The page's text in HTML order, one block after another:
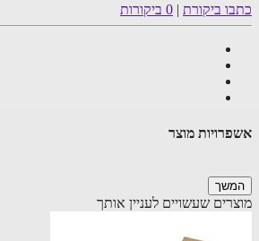
ביקורת|0 ביקורות
מוצר
שעשויים לעניין אותך